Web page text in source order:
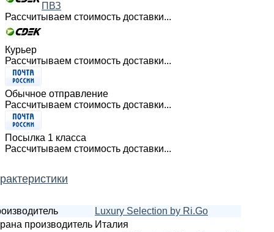
ПВЗ
Рассчитываем стоимость доставки...
Курьер
Рассчитываем стоимость доставки...
Обычное отправление
Рассчитываем стоимость доставки...
Посылка 1 класса
Рассчитываем стоимость доставки...
Luxury Selection by Ri.Go
производитель Италия